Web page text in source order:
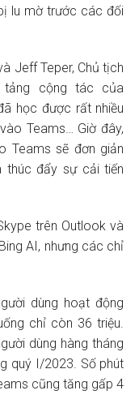
lu mờ trước các đối
Jeff Teper, Chủ tịch
cộng tác của
học được rất nhiều
Teams… Giờ đây,
Teams sẽ đơn giản
thúc đẩy sự cải tiến
trên Outlook và
AI, nhưng các chỉ
dùng hoạt động
chỉ còn 36 triệu.
dùng hàng tháng
quý I/2023. Số phút
cũng tăng gấp 4